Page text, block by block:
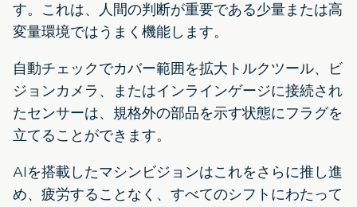
す。これは、人間の判断が重要である少量または高
変量環境ではうまく機能します。
自動チェックでカバー範囲を拡大トルクツール、ビ
ジョンカメラ、またはインラインゲージに接続され
たセンサーは、規格外の部品を示す状態にフラグを
立てることができます。
AIを搭載したマシンビジョンはこれをさらに推し進
め、疲労することなく、すべてのシフトにわたって